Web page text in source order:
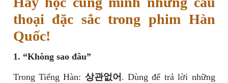
thoại đặc sắc trong phim Hàn
Quốc!
1. “Không sao đâu”
Trong Tiếng Hàn: 상관없어 . Dùng để trả lời những